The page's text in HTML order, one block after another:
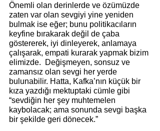
Önemli olan derinlerde ve özümüzde
zaten var olan sevgiyi yine yeniden
bulmak ise eğer; bunu politikacıların
keyfine bırakarak değil de çaba
göstererek, iyi dinleyerek, anlamaya
çalışarak, empati kurarak yapmak bizim
elimizde.  Değişmeyen, sonsuz ve
zamansız olan sevgi her yerde
bulunabilir. Hatta, Kafka’nın küçük bir
kıza yazdığı mektuptaki cümle gibi
“sevdiğin her şey muhtemelen
kaybolacak; ama sonunda sevgi başka
bir şekilde geri dönecek.”